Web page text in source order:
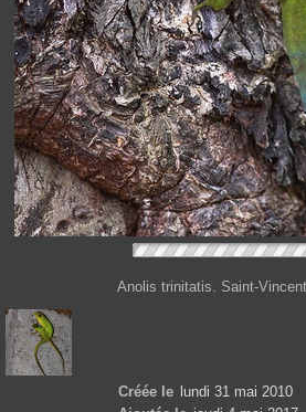
Anolis trinitatis. Saint-
Créée le
lundi 31 mai 2010